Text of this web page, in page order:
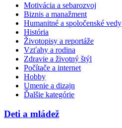
Motivácia a sebarozvoj
Biznis a manažment
Humanitné a spoločenské vedy
História
Životopisy a reportáže
Vzťahy a rodina
Zdravie a životný štýl
Počítače a internet
Hobby
Umenie a dizajn
Ďalšie kategórie
Deti a mládež